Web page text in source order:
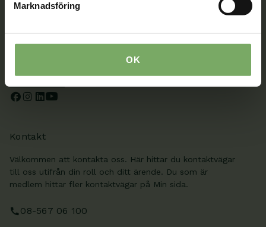
Marknadsföring
OK
Tillsammans rör vi oss framåt. Du är en viktig del
Kontakt
Välkommen att kontakta oss. Här hittar du kontaktvägar
till oss utifrån din roll och ditt ärende. Du som är
medlem hittar fler kontaktvägar på Min sida.
08-567 06 100